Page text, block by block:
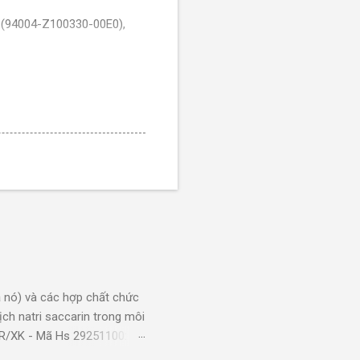
Z100330-00E0),
Mới 100%/VN/XK
100%/VN/XK
và các hợp chất chức
natri saccarin trong môi
- Mã Hs 29251100: